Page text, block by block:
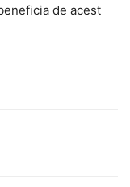
de acest